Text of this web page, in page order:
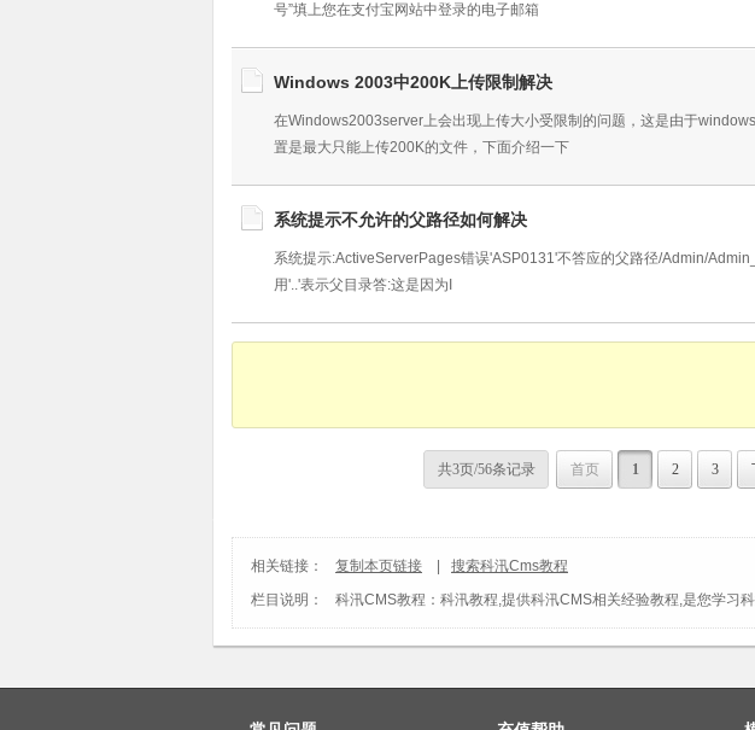
号”填上您在支付宝网站中登录的电子邮箱
Windows 2003中200K上传限制解决
在Windows2003server上会出现上传大小受限制的问题，这是由于
置是最大只能上传200K的文件，下面介绍一下
系统提示不允许的父路径如何解决
系统提示:ActiveServerPages错误'ASP0131'不答应的父路径/Admin/
用'..'表示父目录答:这是因为I
共3页/56条记录 首页 1 2 3
相关链接： 复制本页链接
搜索科汛Cms教程
栏目说明：
科汛CMS教程 ：科汛教程,提供科汛CMS相关经验教程,是您学习